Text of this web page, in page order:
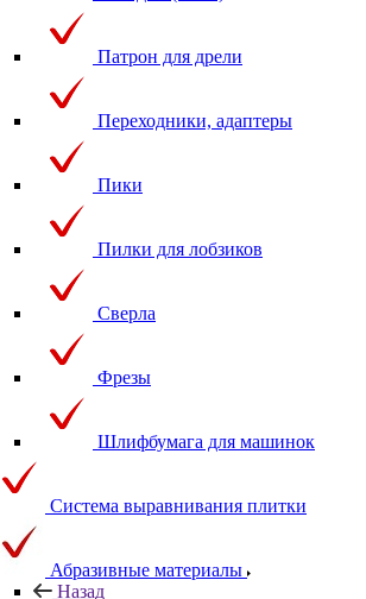
Патрон для дрели
Переходники, адаптеры
Пики
Пилки для лобзиков
Сверла
Фрезы
Шлифбумага для машинок
Система выравнивания плитки
Абразивные материалы
Назад